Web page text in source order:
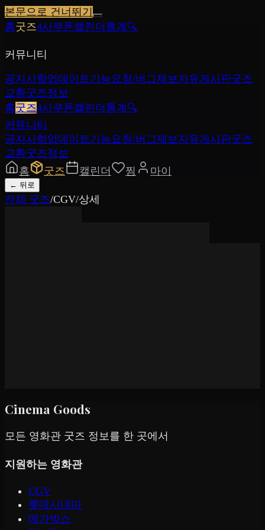
본문으로 건너뛰기
홈굿즈4사쿠폰캘린더 통계 🔍
커뮤니티
공지사항업데이트기능요청/버그제보자유게시판굿즈
교환굿즈정보
홈굿즈4사쿠폰캘린더 통계 🔍
커뮤니티
공지사항업데이트기능요청/버그제보자유게시판굿즈
교환굿즈정보
홈
굿즈 캘린더 찜 마이
← 뒤로
전체 굿즈/CGV/상세
Cinema Goods
모든 영화관 굿즈 정보를 한 곳에서
지원하는 영화관
CGV
롯데시네마
메가박스